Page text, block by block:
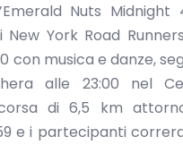
Nuts Midnight
York Road
con musica e danze,
alle 23:00 nel
corsa di 6,5 km
e i partecipanti